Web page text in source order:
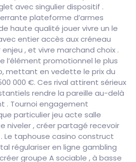
avec singulier dispositif .
plateforme d’armes
haute qualité jouer vivre un le
entier accès aux créneau
, et vivre marchand choix .
l’élément promotionnel le plus
mettant en vedette le prix du
000 €. Ces rival attirent sérieux
rendre la pareille au-delà
. Tournoi engagement
particulier jeu acte salle
niveler , créer partagé recevoir
Le taphouse casino construct
régulariser en ligne gambling
groupe A sociable , à basse